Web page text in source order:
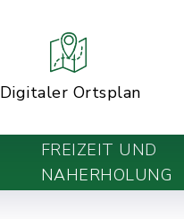
Digitaler Ortsplan
FREIZEIT UND
NAHERHOLUNG